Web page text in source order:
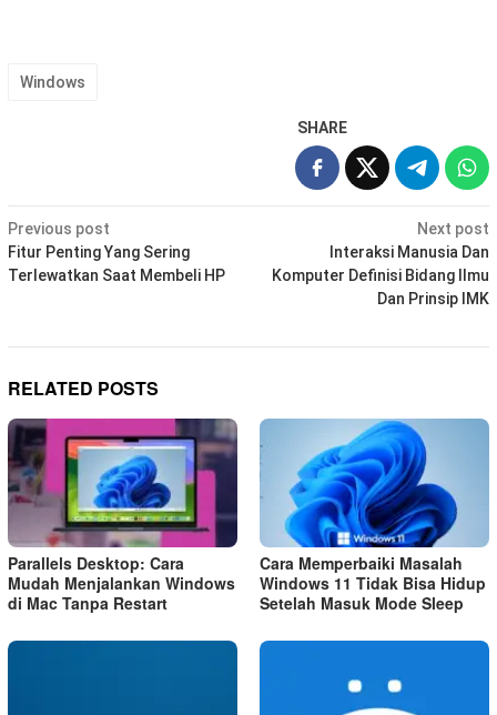
Windows
SHARE
Post
navigation
Previous post
Fitur Penting Yang Sering
Terlewatkan Saat Membeli HP
Next post
Interaksi Manusia Dan
Komputer Definisi Bidang Ilmu
Dan Prinsip IMK
RELATED POSTS
Parallels Desktop: Cara
Mudah Menjalankan Windows
di Mac Tanpa Restart
Cara Memperbaiki Masalah
Windows 11 Tidak Bisa Hidup
Setelah Masuk Mode Sleep